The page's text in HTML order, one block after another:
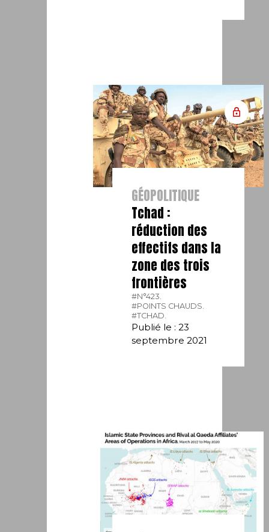
GÉOPOLITIQUE
Tchad :
réduction des
effectifs dans la
zone des trois
frontières
#N°423.
#POINTS CHAUDS.
#TCHAD.
Publié le : 23
septembre 2021